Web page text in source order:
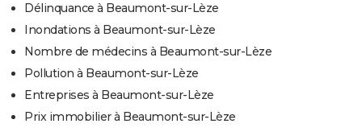
Délinquance à Beaumont-sur-Lèze
Inondations à Beaumont-sur-Lèze
Nombre de médecins à Beaumont-sur-Lèze
Pollution à Beaumont-sur-Lèze
Entreprises à Beaumont-sur-Lèze
Prix immobilier à Beaumont-sur-Lèze